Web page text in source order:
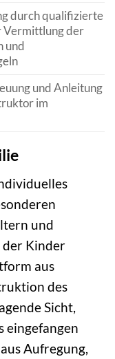
durch qualifizierte
Vermittlung der
und
und Anleitung
im
und
der Kinder
aus
des
Sicht,
eingefangen
Aufregung,